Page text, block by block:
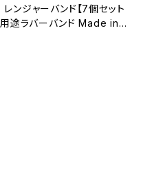
ジャーバンド【7個セット